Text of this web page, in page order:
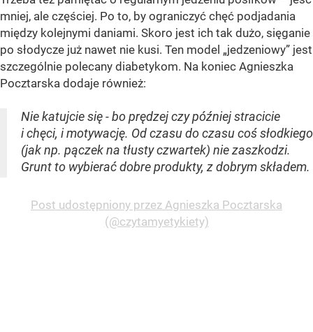
mniej, ale częściej. Po to, by ograniczyć chęć podjadania
między kolejnymi daniami. Skoro jest ich tak dużo, sięganie
po słodycze już nawet nie kusi. Ten model „jedzeniowy” jest
szczególnie polecany diabetykom. Na koniec Agnieszka
Pocztarska dodaje również:
Nie katujcie się - bo prędzej czy później stracicie
i chęci, i motywację. Od czasu do czasu coś słodkiego
(jak np. pączek na tłusty czwartek) nie zaszkodzi.
Grunt to wybierać dobre produkty, z dobrym składem.
Post udostępniony przez Agnieszka Pocztarska
(@czytamyetykiety)